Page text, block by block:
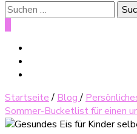
Suche
nach:
Startseite / Blog/
Sommer-Bucketlist für einen